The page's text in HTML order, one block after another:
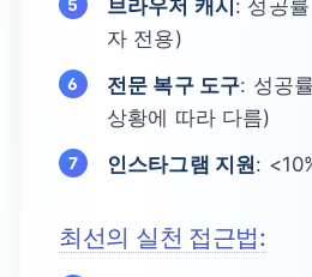
브라우저 캐시 : 성공
자 전용)
전문 복구 도구: 성공
상황에 따라 다름)
인스타그램 지원:
최선의 실천 접근법: